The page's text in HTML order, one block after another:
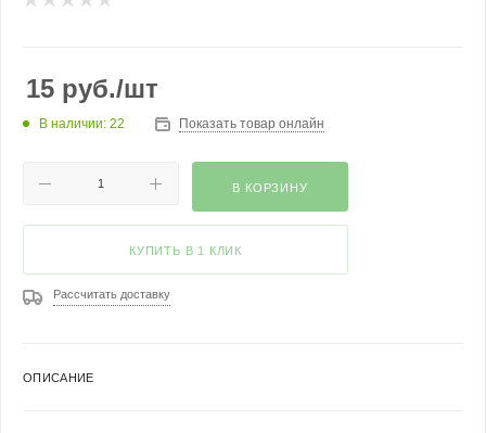
15 руб./шт
В наличии: 22 Показать товар онлайн
В КОРЗИНУ
КУПИТЬ В 1 КЛИК
Рассчитать доставку
ОПИСАНИЕ